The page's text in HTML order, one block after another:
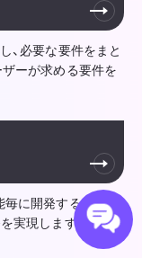
、必要な要件をまと
ーが求める要件を
毎に開発すること
実現します。